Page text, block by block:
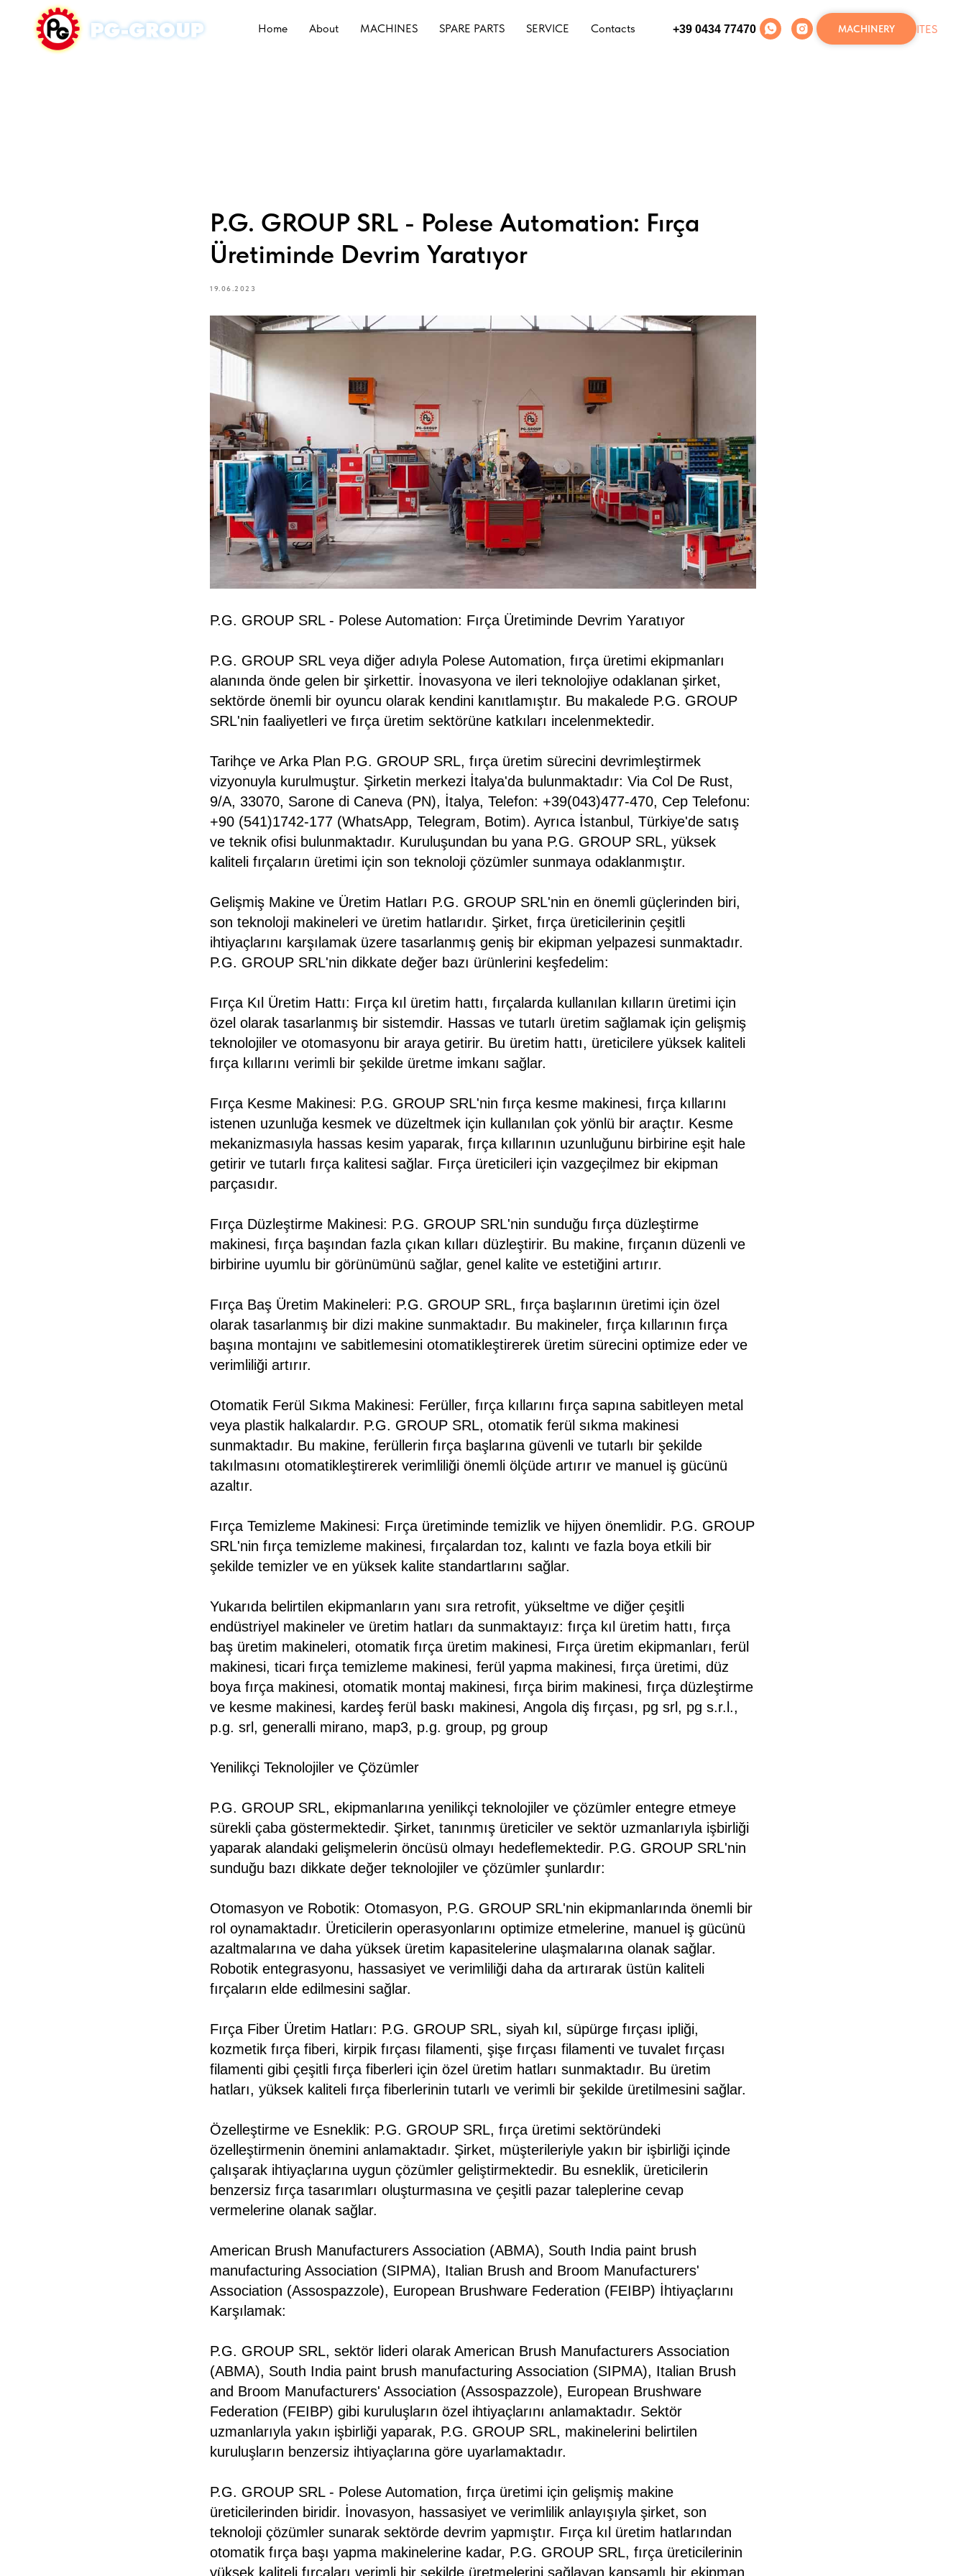
Home About MACHINES SPARE PARTS SERVICE Contacts +39 0434 77470 MACHINERY ITES
P.G. GROUP SRL - Polese Automation: Fırça
Üretiminde Devrim Yaratıyor
19.06.2023
P.G. GROUP SRL - Polese Automation: Fırça Üretiminde Devrim Yaratıyor
P.G. GROUP SRL veya diğer adıyla Polese Automation, fırça üretimi ekipmanları
alanında önde gelen bir şirkettir. İnovasyona ve ileri teknolojiye odaklanan şirket,
sektörde önemli bir oyuncu olarak kendini kanıtlamıştır. Bu makalede P.G. GROUP
SRL'nin faaliyetleri ve fırça üretim sektörüne katkıları incelenmektedir.
Tarihçe ve Arka Plan P.G. GROUP SRL, fırça üretim sürecini devrimleştirmek
vizyonuyla kurulmuştur. Şirketin merkezi İtalya'da bulunmaktadır: Via Col De Rust,
9/A, 33070, Sarone di Caneva (PN), İtalya, Telefon: +39(043)477-470, Cep Telefonu:
+90 (541)1742-177 (WhatsApp, Telegram, Botim). Ayrıca İstanbul, Türkiye'de satış
ve teknik ofisi bulunmaktadır. Kuruluşundan bu yana P.G. GROUP SRL, yüksek
kaliteli fırçaların üretimi için son teknoloji çözümler sunmaya odaklanmıştır.
Gelişmiş Makine ve Üretim Hatları P.G. GROUP SRL'nin en önemli güçlerinden biri,
son teknoloji makineleri ve üretim hatlarıdır. Şirket, fırça üreticilerinin çeşitli
ihtiyaçlarını karşılamak üzere tasarlanmış geniş bir ekipman yelpazesi sunmaktadır.
P.G. GROUP SRL'nin dikkate değer bazı ürünlerini keşfedelim:
Fırça Kıl Üretim Hattı: Fırça kıl üretim hattı, fırçalarda kullanılan kılların üretimi için
özel olarak tasarlanmış bir sistemdir. Hassas ve tutarlı üretim sağlamak için gelişmiş
teknolojiler ve otomasyonu bir araya getirir. Bu üretim hattı, üreticilere yüksek kaliteli
fırça kıllarını verimli bir şekilde üretme imkanı sağlar.
Fırça Kesme Makinesi: P.G. GROUP SRL'nin fırça kesme makinesi, fırça kıllarını
istenen uzunluğa kesmek ve düzeltmek için kullanılan çok yönlü bir araçtır. Kesme
mekanizmasıyla hassas kesim yaparak, fırça kıllarının uzunluğunu birbirine eşit hale
getirir ve tutarlı fırça kalitesi sağlar. Fırça üreticileri için vazgeçilmez bir ekipman
parçasıdır.
Fırça Düzleştirme Makinesi: P.G. GROUP SRL'nin sunduğu fırça düzleştirme
makinesi, fırça başından fazla çıkan kılları düzleştirir. Bu makine, fırçanın düzenli ve
birbirine uyumlu bir görünümünü sağlar, genel kalite ve estetiğini artırır.
Fırça Baş Üretim Makineleri: P.G. GROUP SRL, fırça başlarının üretimi için özel
olarak tasarlanmış bir dizi makine sunmaktadır. Bu makineler, fırça kıllarının fırça
başına montajını ve sabitlemesini otomatikleştirerek üretim sürecini optimize eder ve
verimliliği artırır.
Otomatik Ferül Sıkma Makinesi: Ferüller, fırça kıllarını fırça sapına sabitleyen metal
veya plastik halkalardır. P.G. GROUP SRL, otomatik ferül sıkma makinesi
sunmaktadır. Bu makine, ferüllerin fırça başlarına güvenli ve tutarlı bir şekilde
takılmasını otomatikleştirerek verimliliği önemli ölçüde artırır ve manuel iş gücünü
azaltır.
Fırça Temizleme Makinesi: Fırça üretiminde temizlik ve hijyen önemlidir. P.G. GROUP
SRL'nin fırça temizleme makinesi, fırçalardan toz, kalıntı ve fazla boya etkili bir
şekilde temizler ve en yüksek kalite standartlarını sağlar.
Yukarıda belirtilen ekipmanların yanı sıra retrofit, yükseltme ve diğer çeşitli
endüstriyel makineler ve üretim hatları da sunmaktayız: fırça kıl üretim hattı, fırça
baş üretim makineleri, otomatik fırça üretim makinesi, Fırça üretim ekipmanları, ferül
makinesi, ticari fırça temizleme makinesi, ferül yapma makinesi, fırça üretimi, düz
boya fırça makinesi, otomatik montaj makinesi, fırça birim makinesi, fırça düzleştirme
ve kesme makinesi, kardeş ferül baskı makinesi, Angola diş fırçası, pg srl, pg s.r.l.,
p.g. srl, generalli mirano, map3, p.g. group, pg group
Yenilikçi Teknolojiler ve Çözümler
P.G. GROUP SRL, ekipmanlarına yenilikçi teknolojiler ve çözümler entegre etmeye
sürekli çaba göstermektedir. Şirket, tanınmış üreticiler ve sektör uzmanlarıyla işbirliği
yaparak alandaki gelişmelerin öncüsü olmayı hedeflemektedir. P.G. GROUP SRL'nin
sunduğu bazı dikkate değer teknolojiler ve çözümler şunlardır:
Otomasyon ve Robotik: Otomasyon, P.G. GROUP SRL'nin ekipmanlarında önemli bir
rol oynamaktadır. Üreticilerin operasyonlarını optimize etmelerine, manuel iş gücünü
azaltmalarına ve daha yüksek üretim kapasitelerine ulaşmalarına olanak sağlar.
Robotik entegrasyonu, hassasiyet ve verimliliği daha da artırarak üstün kaliteli
fırçaların elde edilmesini sağlar.
Fırça Fiber Üretim Hatları: P.G. GROUP SRL, siyah kıl, süpürge fırçası ipliği,
kozmetik fırça fiberi, kirpik fırçası filamenti, şişe fırçası filamenti ve tuvalet fırçası
filamenti gibi çeşitli fırça fiberleri için özel üretim hatları sunmaktadır. Bu üretim
hatları, yüksek kaliteli fırça fiberlerinin tutarlı ve verimli bir şekilde üretilmesini sağlar.
Özelleştirme ve Esneklik: P.G. GROUP SRL, fırça üretimi sektöründeki
özelleştirmenin önemini anlamaktadır. Şirket, müşterileriyle yakın bir işbirliği içinde
çalışarak ihtiyaçlarına uygun çözümler geliştirmektedir. Bu esneklik, üreticilerin
benzersiz fırça tasarımları oluşturmasına ve çeşitli pazar taleplerine cevap
vermelerine olanak sağlar.
American Brush Manufacturers Association (ABMA), South India paint brush
manufacturing Association (SIPMA), Italian Brush and Broom Manufacturers'
Association (Assospazzole), European Brushware Federation (FEIBP) İhtiyaçlarını
Karşılamak:
P.G. GROUP SRL, sektör lideri olarak American Brush Manufacturers Association
(ABMA), South India paint brush manufacturing Association (SIPMA), Italian Brush
and Broom Manufacturers' Association (Assospazzole), European Brushware
Federation (FEIBP) gibi kuruluşların özel ihtiyaçlarını anlamaktadır. Sektör
uzmanlarıyla yakın işbirliği yaparak, P.G. GROUP SRL, makinelerini belirtilen
kuruluşların benzersiz ihtiyaçlarına göre uyarlamaktadır.
P.G. GROUP SRL - Polese Automation, fırça üretimi için gelişmiş makine
üreticilerinden biridir. İnovasyon, hassasiyet ve verimlilik anlayışıyla şirket, son
teknoloji çözümler sunarak sektörde devrim yapmıştır. Fırça kıl üretim hatlarından
otomatik fırça başı yapma makinelerine kadar, P.G. GROUP SRL, fırça üreticilerinin
yüksek kaliteli fırçaları verimli bir şekilde üretmelerini sağlayan kapsamlı bir ekipman